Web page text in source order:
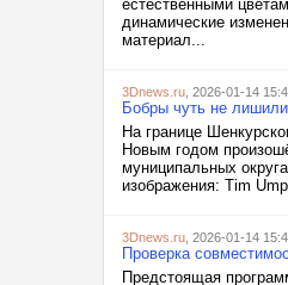
естественными
динамические
материал...
3Dnews.ru , 2026-01-14
Бобры чуть не
На границе
Новым годом
муниципальных
изображения: Tim
3Dnews.ru , 2026-01-14
Проверка
Предстоящая